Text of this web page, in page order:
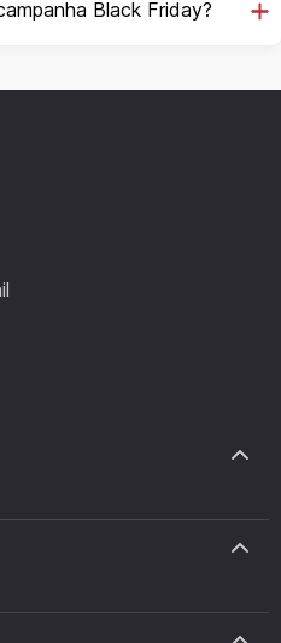
Black Friday?